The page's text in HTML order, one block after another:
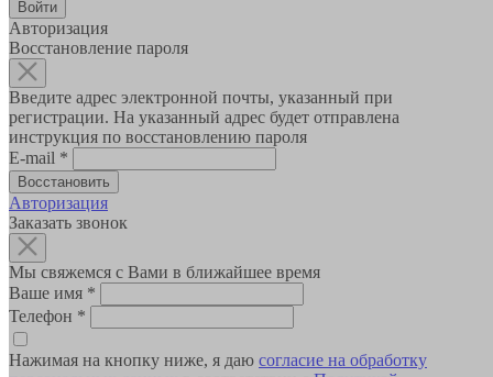
Авторизация
Восстановление пароля
Введите адрес электронной почты, указанный при
регистрации. На указанный адрес будет отправлена
инструкция по восстановлению пароля
E-mail *
Авторизация
Заказать звонок
Мы свяжемся с Вами в ближайшее время
Ваше имя *
Телефон *
Нажимая на кнопку ниже, я даю согласие на обработку